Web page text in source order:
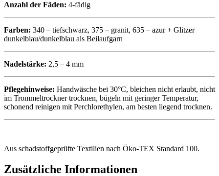
Anzahl der Fäden: 4-fädig
Farben: 340 – tiefschwarz, 375 – granit, 635 – azur + Glitzer
dunkelblau/dunkelblau als Beilaufgarn
Nadelstärke: 2,5 – 4 mm
Pflegehinweise: Handwäsche bei 30°C, bleichen nicht erlaubt, nicht
im Trommeltrockner trocknen, bügeln mit geringer Temperatur,
schonend reinigen mit Perchlorethylen, am besten liegend trocknen.
Aus schadstoffgeprüfte Textilien nach Öko-TEX Standard 100.
Zusätzliche Informationen